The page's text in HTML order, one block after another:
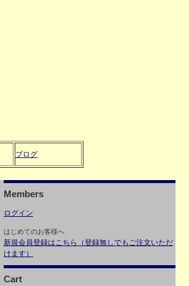
ブログ
Members
ログイン
はじめてのお客様へ
新規会員登録はこちら（登録無しでもご注文いただ
けます）
Cart